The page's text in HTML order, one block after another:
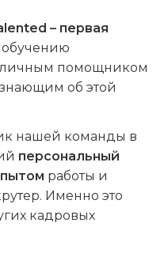
– первая
личным помощником
об этой
нашей команды в
персональный
работы и
Именно это
кадровых